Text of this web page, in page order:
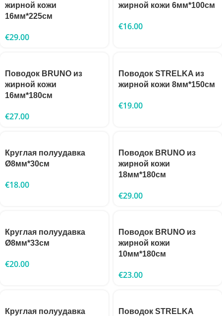
жирной кожи
16мм*225см
€29.00
жирной кожи 6мм*100см
€16.00
Поводок BRUNO из
жирной кожи
16мм*180см
€27.00
Поводок STRELKA из
жирной кожи 8мм*150см
€19.00
Круглая полуудавка
Ø8мм*30см
€18.00
Поводок BRUNO из
жирной кожи
18мм*180см
€29.00
Круглая полуудавка
Ø8мм*33см
€20.00
Поводок BRUNO из
жирной кожи
10мм*180см
€23.00
Круглая полуудавка
Поводок STRELKA